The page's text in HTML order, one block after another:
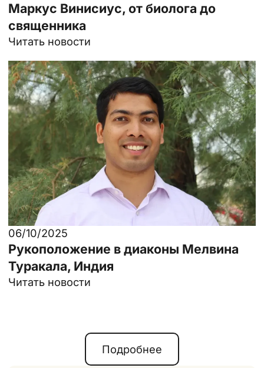
Маркус Винисиус, от биолога до
священника
Читать новости
06/10/2025
Рукоположение в диаконы Мелвина
Туракала, Индия
Читать новости
Подробнее